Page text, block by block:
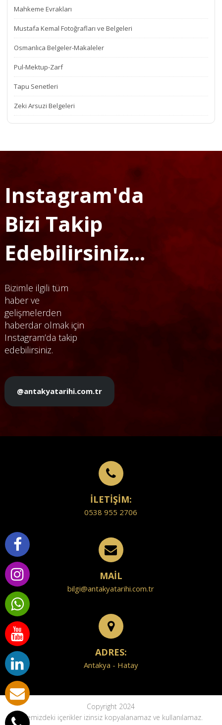
Mahkeme Evrakları
Mustafa Kemal Fotoğrafları ve Belgeleri
Osmanlıca Belgeler-Makaleler
Pul-Mektup-Zarf
Tapu Senetleri
Zeki Arsuzi Belgeleri
Instagram'da
Bizi Takip
Edebilirsiniz...
Bizimle ilgili tüm
haber ve
gelişmelerden
haberdar olmak için
Instagram’da takip
edebilirsiniz.
@antakyatarihi.com.tr
İLETİŞİM:
0538 955 2706
MAİL
bilgi@antakyatarihi.com.tr
ADRES:
Antakya - Hatay
Copyright 2024
Sitemizdeki içerikler izinsiz kopyalanamaz ve kullanılamaz.